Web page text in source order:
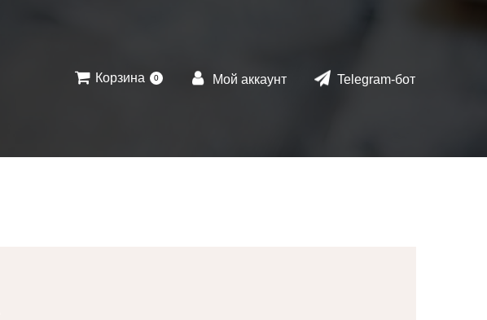
Корзина 0 Мой аккаунт Telegram-бот